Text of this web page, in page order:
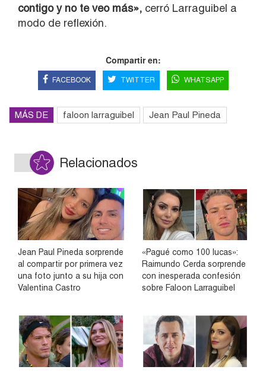
contigo y no te veo más», cerró Larraguibel a
modo de reflexión.
Compartir en:
FACEBOOK TWITTER WHATSAPP
MÁS DE faloon larraguibel Jean Paul Pineda
Relacionados
Jean Paul Pineda sorprende
al compartir por primera vez
una foto junto a su hija con
Valentina Castro
«Pagué como 100 lucas»:
Raimundo Cerda sorprende
con inesperada confesión
sobre Faloon Larraguibel